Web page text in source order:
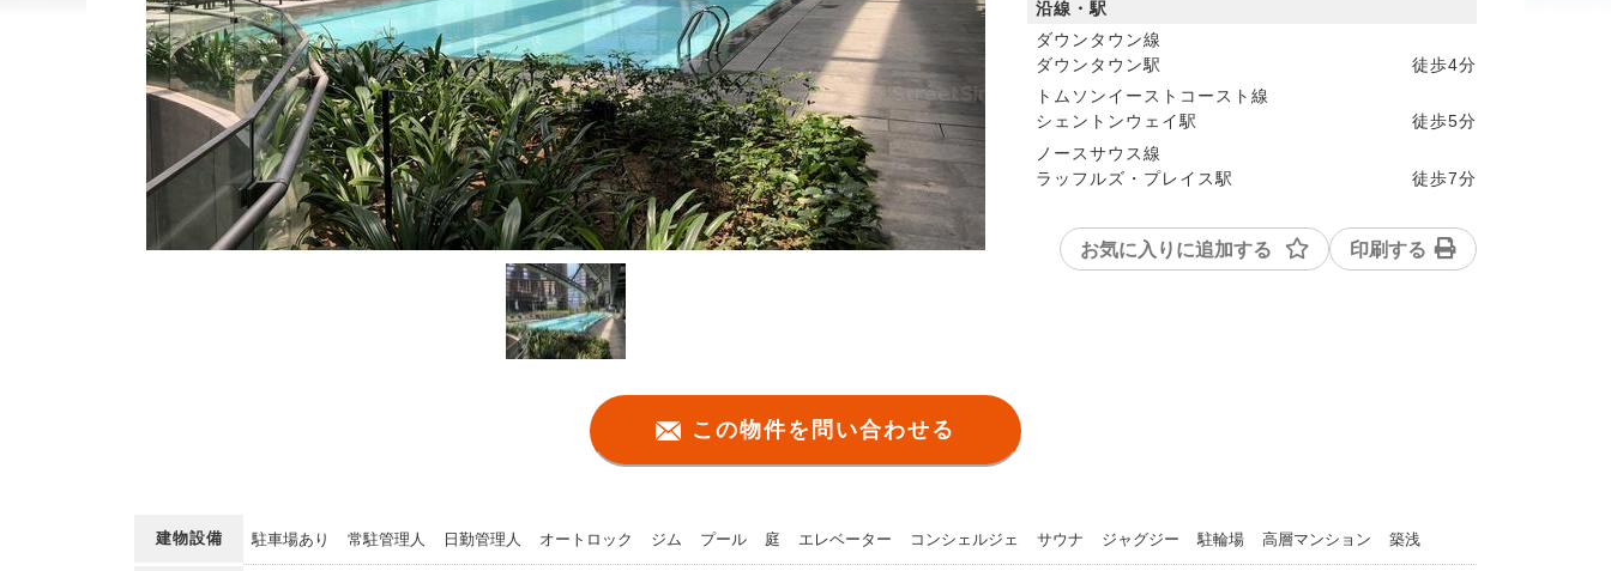
沿線・駅
ダウンタウン線
ダウンタウン駅
徒歩4分
トムソンイーストコースト線
シェントンウェイ駅
徒歩5分
ノースサウス線
ラッフルズ・プレイス駅
徒歩7分
お気に入りに追加する 印刷する
この物件を問い合わせる
建物設備 駐車場あり 常駐管理人 日勤管理人 オートロック ジム プール 庭 エレベーター コンシェルジェ サウナ ジャグジー 駐輪場 高層マンション 築浅